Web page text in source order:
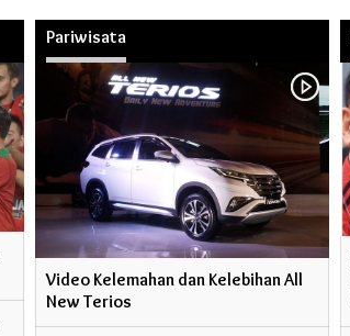
Pariwisata
Video Kelemahan dan Kelebihan All
New Terios